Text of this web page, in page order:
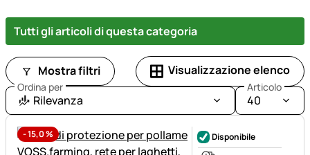
Tutti gli articoli di questa categoria
Mostra filtri Visualizzazione elenco
Ordina per
Rilevanza
Articolo
40
-15,0%
Disponibile